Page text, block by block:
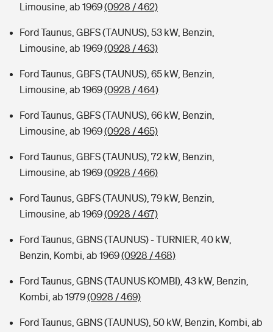
Limousine, ab 1969(0928 / 462)
Ford Taunus, GBFS (TAUNUS), 53 kW, Benzin,
Limousine, ab 1969(0928 / 463)
Ford Taunus, GBFS (TAUNUS), 65 kW, Benzin,
Limousine, ab 1969(0928 / 464)
Ford Taunus, GBFS (TAUNUS), 66 kW, Benzin,
Limousine, ab 1969(0928 / 465)
Ford Taunus, GBFS (TAUNUS), 72 kW, Benzin,
Limousine, ab 1969(0928 / 466)
Ford Taunus, GBFS (TAUNUS), 79 kW, Benzin,
Limousine, ab 1969(0928 / 467)
Ford Taunus, GBNS (TAUNUS) - TURNIER, 40 kW,
Benzin, Kombi, ab 1969(0928 / 468)
Ford Taunus, GBNS (TAUNUS KOMBI), 43 kW, Benzin,
Kombi, ab 1979(0928 / 469)
Ford Taunus, GBNS (TAUNUS), 50 kW, Benzin, Kombi, ab